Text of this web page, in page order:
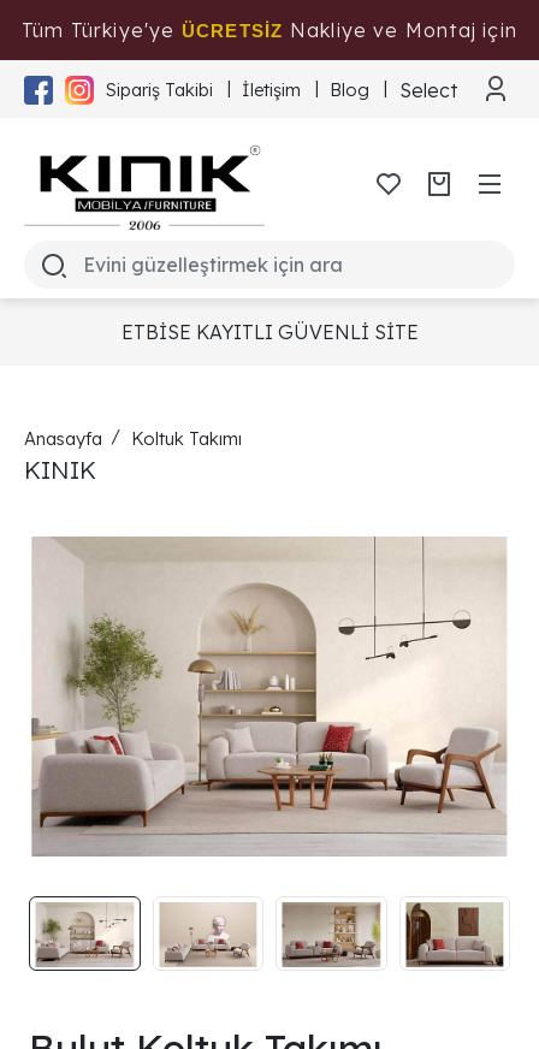
Tüm Türkiye'ye ÜCRETSİZ Nakliye ve Montaj için
Tıklayınız
Sipariş Takibi İletişim Blog Select
ETBİSE KAYITLI GÜVENLİ SİTE
Anasayfa Koltuk Takımı
KINIK